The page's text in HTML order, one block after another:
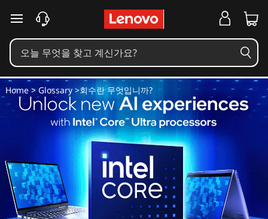
회
수
란
무
엇
니
까
주요 콘텐츠로 건너뛰기
Home> Glossary>회수란 무엇입니까?